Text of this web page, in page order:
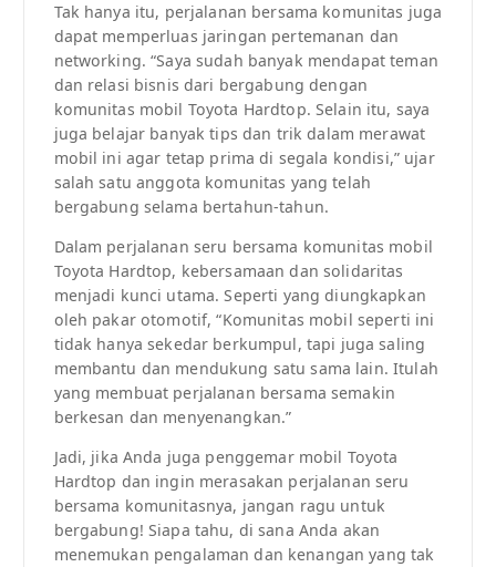
Tak hanya itu, perjalanan bersama komunitas juga
dapat memperluas jaringan pertemanan dan
networking. “Saya sudah banyak mendapat teman
dan relasi bisnis dari bergabung dengan
komunitas mobil Toyota Hardtop. Selain itu, saya
juga belajar banyak tips dan trik dalam merawat
mobil ini agar tetap prima di segala kondisi,” ujar
salah satu anggota komunitas yang telah
bergabung selama bertahun-tahun.
Dalam perjalanan seru bersama komunitas mobil
Toyota Hardtop, kebersamaan dan solidaritas
menjadi kunci utama. Seperti yang diungkapkan
oleh pakar otomotif, “Komunitas mobil seperti ini
tidak hanya sekedar berkumpul, tapi juga saling
membantu dan mendukung satu sama lain. Itulah
yang membuat perjalanan bersama semakin
berkesan dan menyenangkan.”
Jadi, jika Anda juga penggemar mobil Toyota
Hardtop dan ingin merasakan perjalanan seru
bersama komunitasnya, jangan ragu untuk
bergabung! Siapa tahu, di sana Anda akan
menemukan pengalaman dan kenangan yang tak